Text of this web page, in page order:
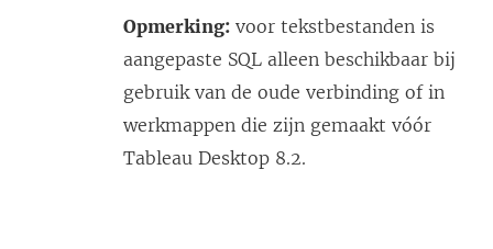
Opmerking: voor tekstbestanden is
aangepaste SQL alleen beschikbaar bij
gebruik van de oude verbinding of in
werkmappen die zijn gemaakt vóór
Tableau Desktop 8.2.